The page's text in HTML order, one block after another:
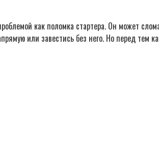
как поломка стартера. Он может
или завестись без него. Но перед тем